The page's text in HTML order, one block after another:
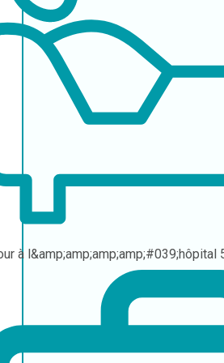
à l&amp;amp;amp;amp;#039;hôpital